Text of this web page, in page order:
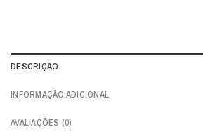
DESCRIÇÃO
INFORMAÇÃO ADICIONAL
AVALIAÇÕES (0)